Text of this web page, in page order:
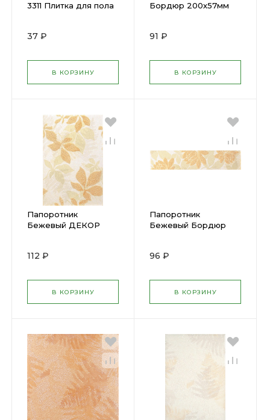
3311 Плитка для пола
37 ₽
В КОРЗИНУ
Бордюр 200х57мм
91 ₽
В КОРЗИНУ
Папоротник
Бежевый ДЕКОР
112 ₽
В КОРЗИНУ
Папоротник
Бежевый Бордюр
96 ₽
В КОРЗИНУ